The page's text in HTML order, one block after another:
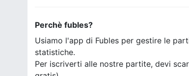
Perchè fubles?
Usiamo l'app di Fubles per gestire le
statistiche.
Per iscriverti alle nostre partite, devi